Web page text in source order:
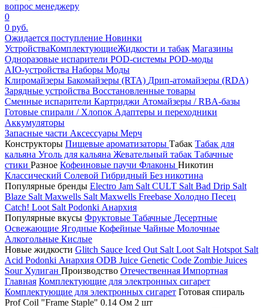
вопрос менеджеру
0
0 руб.
Ожидается поступление Новинки
УстройстваКомплектующиеЖидкости и табак Магазины
Одноразовые испарители POD-системы POD-моды
AIO-устройства Наборы Моды
Клиромайзеры Бакомайзеры (RTA) Дрип-атомайзеры (RDA)
Зарядные устройства Восстановленные товары
Сменные испарители Картриджи Атомайзеры / RBA-базы
Готовые спирали / Хлопок Адаптеры и переходники
Аккумуляторы
Запасные части Аксессуары Мерч
Конструкторы Пищевые ароматизаторы Табак Табак для
кальяна Уголь для кальяна Жевательный табак Табачные
стики Разное Кофеиновые паучи Флаконы Никотин
Классический Солевой Гибридный Без никотина
Популярные бренды Electro Jam Salt CULT Salt Bad Drip Salt
Blaze Salt Maxwells Salt Maxwells Freebase Холодно Песец
Catch! Loot Salt Podonki Анархия
Популярные вкусы Фруктовые Табачные Десертные
Освежающие Ягодные Кофейные Чайные Молочные
Алкогольные Кислые
Новые жидкости Glitch Sauce Iced Out Salt Loot Salt Hotspot Salt
Acid Podonki Анархия ODB Juice Genetic Code Zombie Juices
Sour Хулиган Производство Отечественная Импортная
Главная Комплектующие для электронных сигарет
Комплектующие для электронных сигарет Готовая спираль
Prof Coil "Frame Staple" 0.14 Ом 2 шт